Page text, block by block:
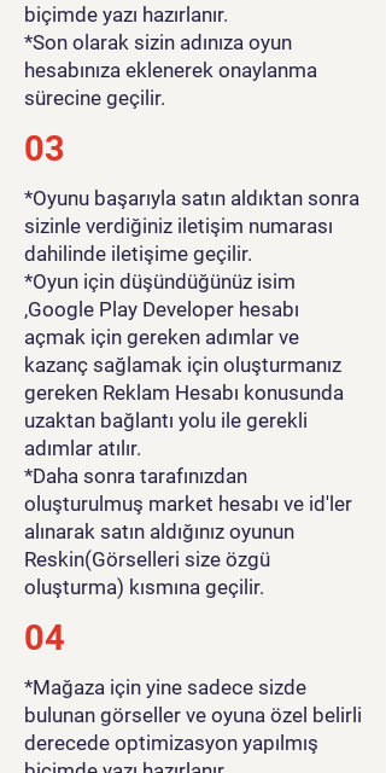
biçimde yazı hazırlanır.
*Son olarak sizin adınıza oyun
hesabınıza eklenerek onaylanma
sürecine geçilir.
03
*Oyunu başarıyla satın aldıktan sonra
sizinle verdiğiniz iletişim numarası
dahilinde iletişime geçilir.
*Oyun için düşündüğünüz isim
,Google Play Developer hesabı
açmak için gereken adımlar ve
kazanç sağlamak için oluşturmanız
gereken Reklam Hesabı konusunda
uzaktan bağlantı yolu ile gerekli
adımlar atılır.
*Daha sonra tarafınızdan
oluşturulmuş market hesabı ve id'ler
alınarak satın aldığınız oyunun
Reskin(Görselleri size özgü
oluşturma) kısmına geçilir.
04
*Mağaza için yine sadece sizde
bulunan görseller ve oyuna özel belirli
derecede optimizasyon yapılmış